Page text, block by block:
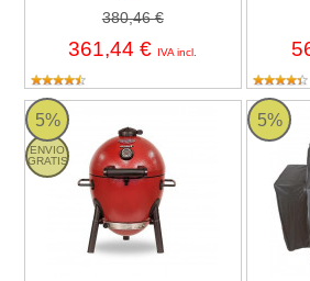
380,46 €
361,44 € IVA incl.
5%
ENVIO
GRATIS
Barbacoa de carbón Akorn JR. Kamado
5%
Funda